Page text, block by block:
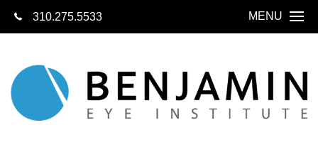
310.275.5533 MENU
СВЯЖИТЕСЬ
О НАС